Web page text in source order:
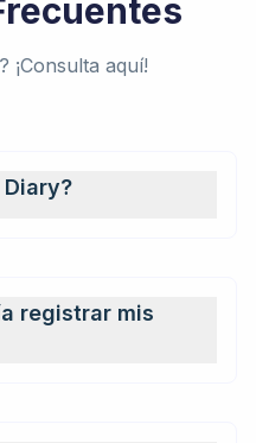
¡Consulta aquí!
Diary?
registrar mis